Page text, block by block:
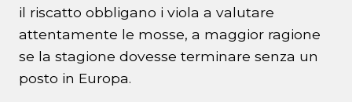
il riscatto obbligano i viola a valutare
attentamente le mosse, a maggior ragione
se la stagione dovesse terminare senza un
posto in Europa.